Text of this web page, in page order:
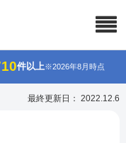
件以上※2026年8月時点
最終更新日： 2022.12.6